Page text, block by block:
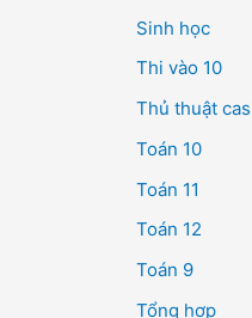
Sinh học
Thi vào 10
Thủ thuật
Toán 10
Toán 11
Toán 12
Toán 9
Tổng hợp